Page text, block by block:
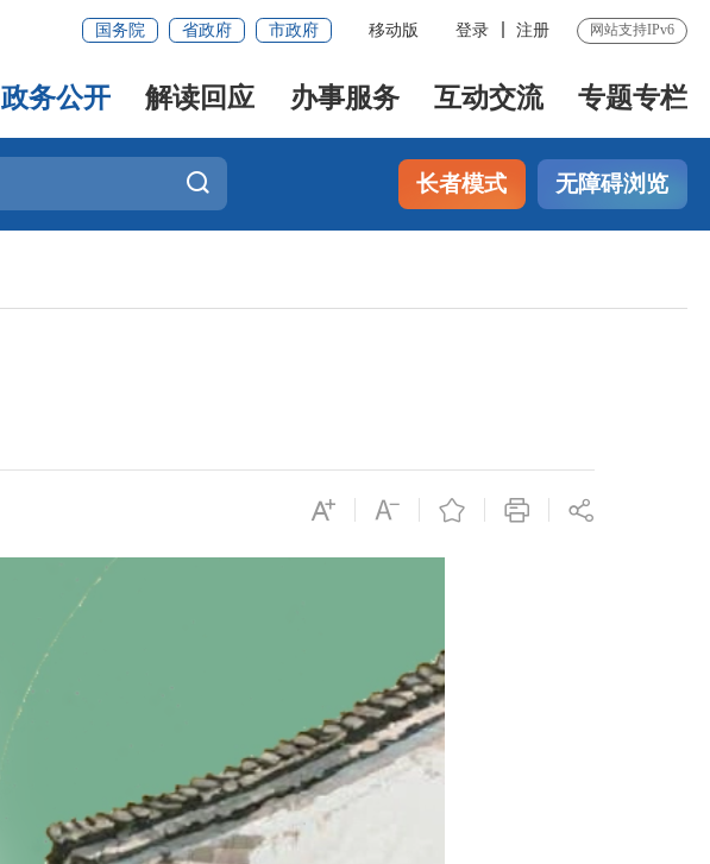
国务院 省政府 市政府 移动版 登录 注册 网站支持IPv6
政务公开 解读回应 办事服务 互动交流 专题专栏
长者模式 无障碍浏览